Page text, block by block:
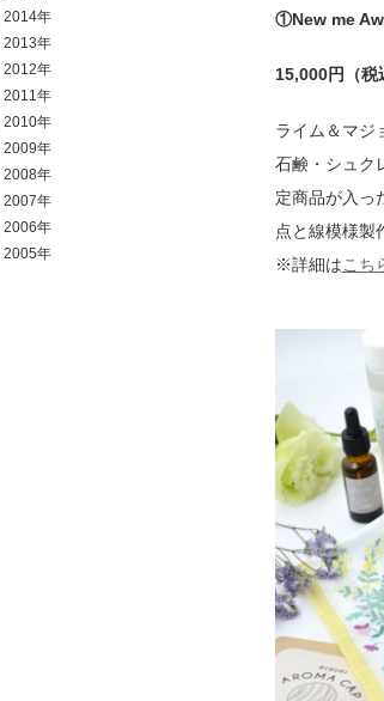
①New me
15,000円（税
ライム＆マジ
石鹸・シュク
定商品が入っ
点と線模様製
※詳細はこち
2014年
2013年
2012年
2011年
2010年
2009年
2008年
2007年
2006年
2005年